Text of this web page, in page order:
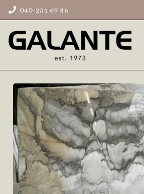
040-251 69 86